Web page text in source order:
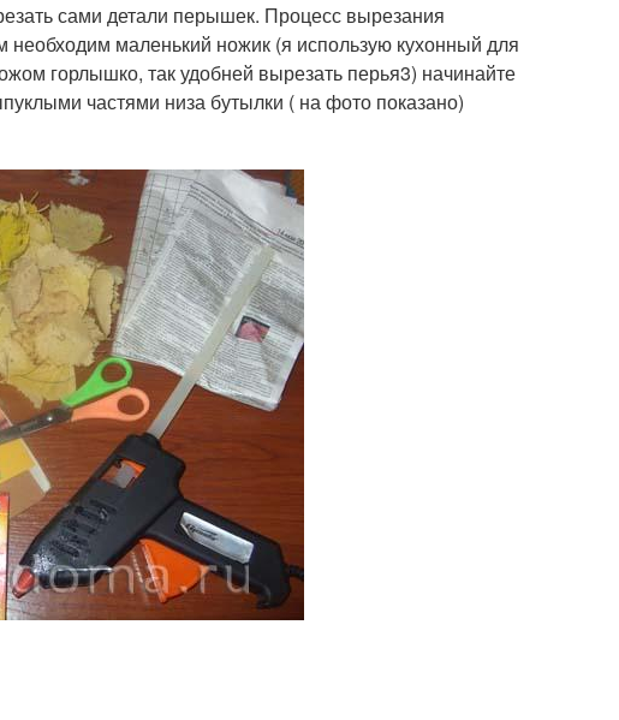
сами детали перышек. Процесс вырезания
маленький ножик (я использую кухонный для
горлышко, так удобней вырезать перья3) начинайте
частями низа бутылки ( на фото показано)